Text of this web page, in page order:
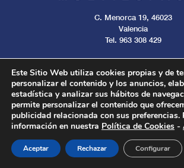
C. Menorca 19, 46023
Valencia
Tel. 963 308 429
Todos los derechos reservados.
Aviso legal Cookies
Este Sitio Web utiliza cookies propias y de
personalizar el contenido y los anuncios,
estadística y analizar sus hábitos de
permite personalizar el contenido que
publicidad relacionada con sus preferencias.
información en nuestra Política de Cookies -
Aceptar Rechazar Configurar